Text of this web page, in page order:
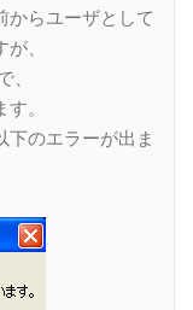
からユーザとして
、
、
。
下のエラーが出ま